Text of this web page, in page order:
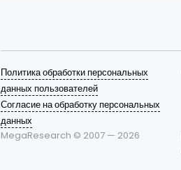
Политика обработки персональных
данных пользователей
Согласие на обработку персональных
данных
MegaResearch © 2007 — 2026